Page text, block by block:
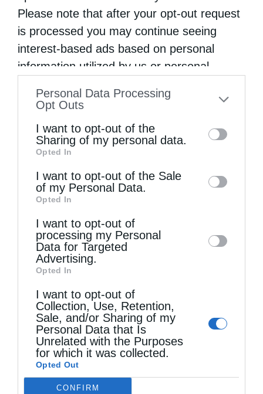
Please note that after your opt-out request
is processed you may continue seeing
interest-based ads based on personal
information utilized by us or personal
to your opt-out. You may separately opt-out
information by third parties on the IAB’s list
of downstream participants. This
information may also be disclosed by us to
third parties on theIAB’s List of
Downstream Participants
disclose it to other third parties.
Personal Data Processing
Opt Outs
I want to opt-out of the
Sharing of my personal data.
Opted In
I want to opt-out of the Sale
of my Personal Data.
Opted In
I want to opt-out of
processing my Personal
Data for Targeted
Advertising.
Opted In
I want to opt-out of
Collection, Use, Retention,
Sale, and/or Sharing of my
Personal Data that Is
Unrelated with the Purposes
for which it was collected.
Opted Out
CONFIRM
Παναγία μου, μη με αφήνεις (Βίντεο)
Ξεκίνησαν οι Παρακλήσεις στην Κυρία Θεοτόκο
(Βίντεο)